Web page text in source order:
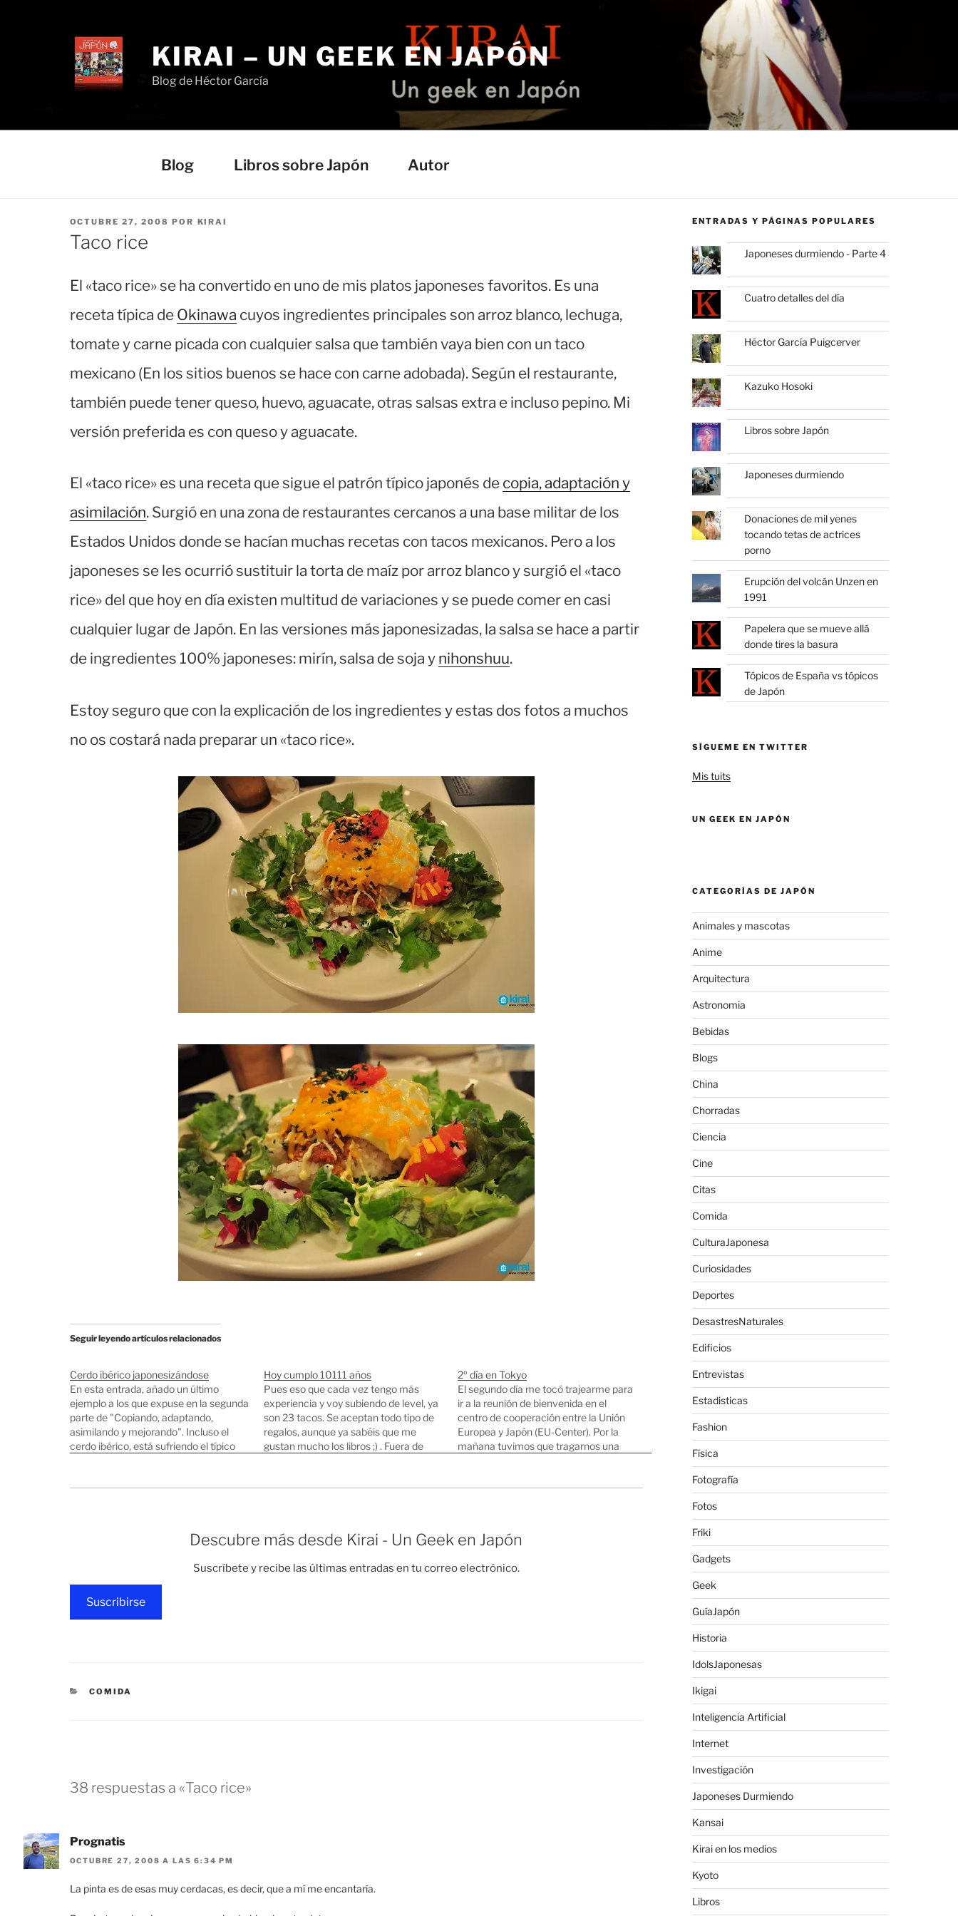
KIRAI – UN GEEK EN JAPÓN
Blog de Héctor García
Blog Libros sobre Japón Autor
PUBLICADO
EL
OCTUBRE 27, 2008 POR KIRAI
Taco rice
El «taco rice» se ha convertido en uno de mis platos japoneses favoritos. Es una
receta típica de Okinawa cuyos ingredientes principales son arroz blanco, lechuga,
tomate y carne picada con cualquier salsa que también vaya bien con un taco
mexicano (En los sitios buenos se hace con carne adobada). Según el restaurante,
también puede tener queso, huevo, aguacate, otras salsas extra e incluso pepino. Mi
versión preferida es con queso y aguacate.
El «taco rice» es una receta que sigue el patrón típico japonés de copia, adaptación y
asimilación. Surgió en una zona de restaurantes cercanos a una base militar de los
Estados Unidos donde se hacían muchas recetas con tacos mexicanos. Pero a los
japoneses se les ocurrió sustituir la torta de maíz por arroz blanco y surgió el «taco
rice» del que hoy en día existen multitud de variaciones y se puede comer en casi
cualquier lugar de Japón. En las versiones más japonesizadas, la salsa se hace a partir
de ingredientes 100% japoneses: mirín, salsa de soja y nihonshuu.
Estoy seguro que con la explicación de los ingredientes y estas dos fotos a muchos
no os costará nada preparar un «taco rice».
Seguir leyendo artículos relacionados
Cerdo ibérico japonesizándose
En esta entrada, añado un último
ejemplo a los que expuse en la segunda
parte de "Copiando, adaptando,
asimilando y mejorando". Incluso el
cerdo ibérico, está sufriendo el típico
de productos derivados del cerdo
Hoy cumplo 10111 años
Pues eso que cada vez tengo más
experiencia y voy subiendo de level, ya
son 23 tacos. Se aceptan todo tipo de
regalos, aunque ya sabéis que me
gustan mucho los libros ;) . Fuera de
2º día en Tokyo
El segundo día me tocó trajearme para
ir a la reunión de bienvenida en el
centro de cooperación entre la Unión
Europea y Japón (EU-Center). Por la
mañana tuvimos que tragarnos una
cortesia típicas de los japoneses, pero…
Descubre más desde Kirai - Un Geek en Japón
Suscríbete y recibe las últimas entradas en tu correo electrónico.
Suscribirse
CATEGORÍAS
COMIDA
38 respuestas a «Taco rice»
Prognatis
OCTUBRE 27, 2008 A LAS 6:34 PM
La pinta es de esas muy cerdacas, es decir, que a mí me encantaría.
ENTRADAS Y PÁGINAS POPULARES
Japoneses durmiendo - Parte 4
Cuatro detalles del día
Héctor García Puigcerver
Kazuko Hosoki
Libros sobre Japón
Japoneses durmiendo
Donaciones de mil yenes
tocando tetas de actrices
porno
Erupción del volcán Unzen en
1991
Papelera que se mueve allá
donde tires la basura
Tópicos de España vs tópicos
de Japón
SÍGUEME EN TWITTER
Mis tuits
UN GEEK EN JAPÓN
CATEGORÍAS DE JAPÓN
Animales y mascotas
Anime
Arquitectura
Astronomia
Bebidas
Blogs
China
Chorradas
Ciencia
Cine
Citas
Comida
CulturaJaponesa
Curiosidades
Deportes
DesastresNaturales
Edificios
Entrevistas
Estadisticas
Fashion
Física
Fotografía
Fotos
Friki
Gadgets
Geek
GuíaJapón
Historia
IdolsJaponesas
Ikigai
Inteligencia Artificial
Internet
Investigación
Japoneses Durmiendo
Kansai
Kirai en los medios
Kyoto
Libros